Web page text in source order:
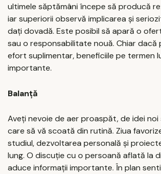
ultimele săptămâni începe să producă
iar superiorii observă implicarea și
dați dovadă. Este posibil să apară o
sau o responsabilitate nouă. Chiar dacă
efort suplimentar, beneficiile pe termen
importante.
Balanță
Aveți nevoie de aer proaspăt, de idei noi
care să vă scoată din rutină. Ziua
studiul, dezvoltarea personală și
lung. O discuție cu o persoană aflată la
aduce informații importante. În plan